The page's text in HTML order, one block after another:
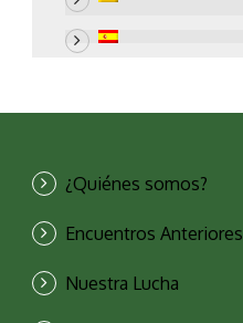
¿Quiénes somos?
Encuentros Anteriores
Nuestra Lucha